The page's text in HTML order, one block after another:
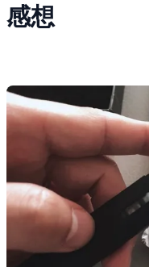
感想